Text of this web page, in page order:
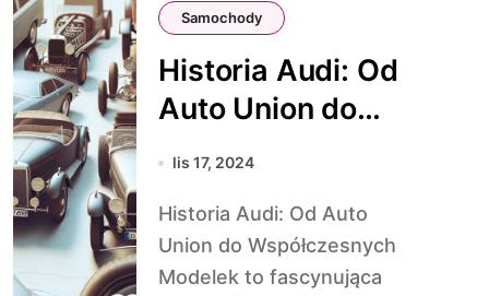
Samochody
Historia Audi: Od
Auto Union do
Współczesnych
lis 17, 2024
Historia Audi: Od Auto
Union do Współczesnych
Modelek to fascynująca